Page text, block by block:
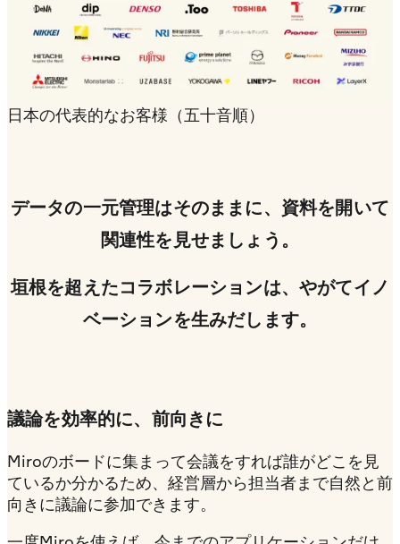
日本の代表的なお客様（五十音順）
データの一元管理はそのままに、資料を開いて
関連性を見せましょう。
垣根を超えたコラボレーションは、やがてイノ
ベーションを生みだします。
議論を効率的に、前向きに
Miroのボードに集まって会議をすれば誰がどこを見
ているか分かるため、経営層から担当者まで自然と前
向きに議論に参加できます。